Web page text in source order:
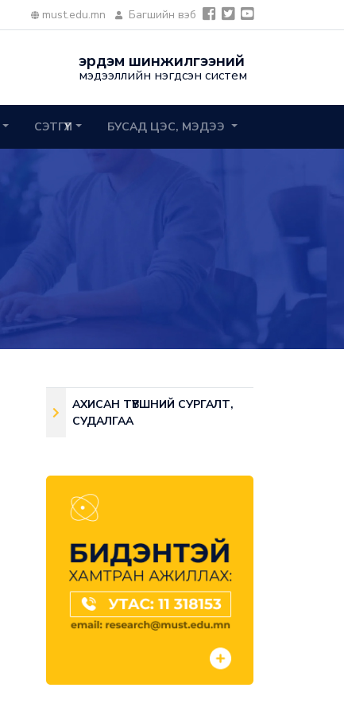
must.edu.mn Багшийн вэб
эрдэм шинжилгээний
мэдээллийн нэгдсэн систем
СЭТГҮҮЛ БУСАД ЦЭС, МЭДЭЭ
АХИСАН ТҮВШНИЙ СУРГАЛТ,
СУДАЛГАА